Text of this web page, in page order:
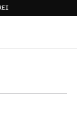
ALLOVER SMILE